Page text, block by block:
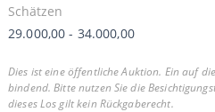
Schätzen
29.000,00 - 34.000,00
Dies ist eine öffentliche Auktion. Ein auf
bindend. Bitte nutzen Sie die
dieses Los gilt kein Rückgaberecht.